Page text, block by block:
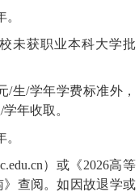
未获职业本科大学批
/生/学年学费标准外，
年收取。
）或《2026高等
查阅。如因故退学或